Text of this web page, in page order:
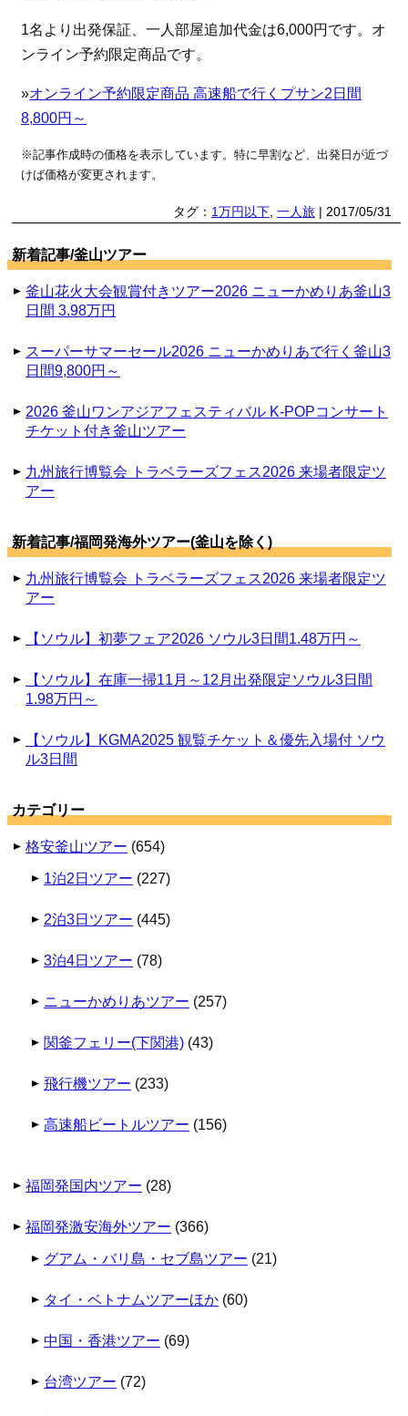
1名より出発保証、一人部屋追加代金は6,000円です。オ
ンライン予約限定商品です。
»オンライン予約限定商品 高速船で行くプサン2日間
8,800円～
※記事作成時の価格を表示しています。特に早割など、出発日が近づ
けば価格が変更されます。
タグ： 1万円以下 一人旅 | 2017/05/31
新着記事/釜山ツアー
釜山花火大会観賞付きツアー2026 ニューかめりあ釜山3
日間 3.98万円
スーパーサマーセール2026 ニューかめりあで行く釜山3
日間9,800円～
2026 釜山ワンアジアフェスティバル K-POPコンサート
チケット付き釜山ツアー
九州旅行博覧会 トラベラーズフェス2026 来場者限定ツ
アー
新着記事/福岡発海外ツアー(釜山を除く)
九州旅行博覧会 トラベラーズフェス2026 来場者限定ツ
アー
【ソウル】初夢フェア2026 ソウル3日間1.48万円～
【ソウル】在庫一掃11月～12月出発限定ソウル3日間
1.98万円～
【ソウル】KGMA2025 観覧チケット＆優先入場付 ソウ
ル3日間
カテゴリー
格安釜山ツアー (654)
1泊2日ツアー (227)
2泊3日ツアー (445)
3泊4日ツアー (78)
ニューかめりあツアー (257)
関釜フェリー(下関港) (43)
飛行機ツアー (233)
高速船ビートルツアー (156)
福岡発国内ツアー (28)
福岡発激安海外ツアー (366)
グアム・バリ島・セブ島ツアー (21)
タイ・ベトナムツアーほか (60)
中国・香港ツアー (69)
台湾ツアー (72)